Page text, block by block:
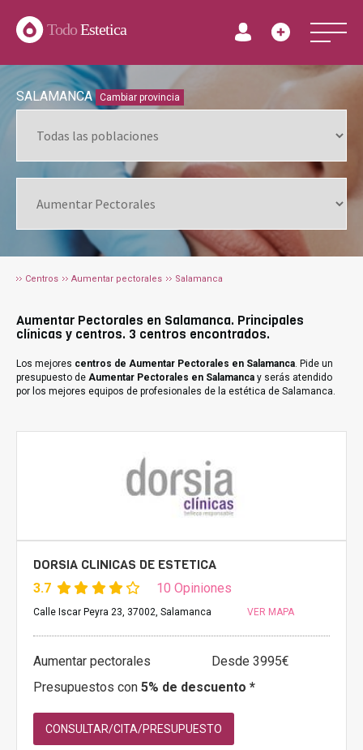
TodoEstetica
SALAMANCA Cambiar provincia
Centros Aumentar pectorales Salamanca
Aumentar Pectorales en Salamanca. Principales
clínicas y centros. 3 centros encontrados.
Los mejores centros de Aumentar Pectorales en Salamanca. Pide un
presupuesto de Aumentar Pectorales en Salamanca y serás atendido
por los mejores equipos de profesionales de la estética de Salamanca.
DORSIA CLINICAS DE ESTETICA
3.7 10 Opiniones
Calle Iscar Peyra 23, 37002, Salamanca VER MAPA
Aumentar pectorales
Desde 3995€
Presupuestos con 5% de descuento *
CONSULTAR/CITA/PRESUPUESTO